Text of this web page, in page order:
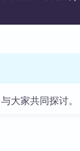
大家共同探讨。